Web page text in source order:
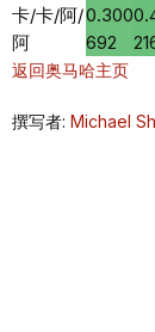
卡/卡/阿/
阿
0.300
692
返回奥马哈主页
撰写者: Michael